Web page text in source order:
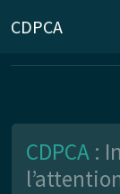
CDPCA
CDPCA :